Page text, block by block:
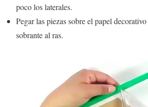
poco los laterales.
Pegar las piezas sobre el papel
sobrante al ras.